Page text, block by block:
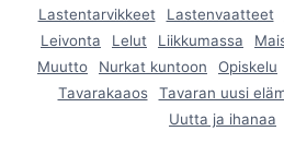
Lastentarvikkeet
Lastenvaatteet
Leivonta
Lelut Liikkumassa
Muutto
Nurkat kuntoon Opiskelu
Tavarakaaos
Tavaran uusi
Uutta ja ihanaa